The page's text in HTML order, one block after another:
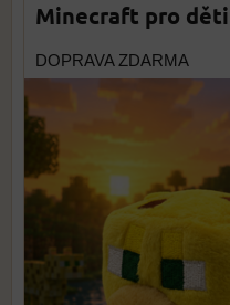
Minecraft pro děti
DOPRAVA ZDARMA